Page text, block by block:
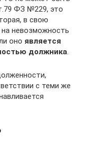
ФЗ №229, это
в свою
на невозможность
оно является
должника.
с теми же